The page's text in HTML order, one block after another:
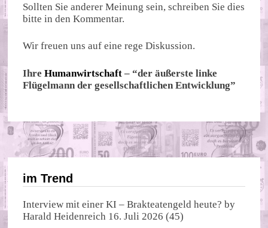
Sollten Sie anderer Meinung sein, schreiben Sie dies
bitte in den Kommentar.
Wir freuen uns auf eine rege Diskussion.
IhreHumanwirtschaft – “der äußerste linke
Flügelmann der gesellschaftlichen Entwicklung”
im Trend
Interview mit einer KI – Brakteatengeld heute? by
Harald Heidenreich 16. Juli 2026 (45)